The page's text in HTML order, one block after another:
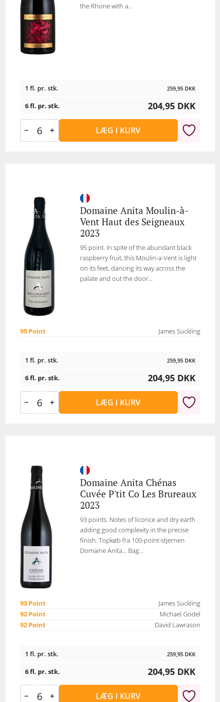
the Rhone with a...
1 fl. pr. stk. 259,95 DKK
6 fl. pr. stk. 204,95 DKK
LÆG I KURV
Domaine Anita Moulin-à-
Vent Haut des Seigneaux
2023
95 point. In spite of the abundant black
raspberry fruit, this Moulin-a-Vent is light
on its feet, dancing its way across the
palate and out the door...
95 Point James Suckling
1 fl. pr. stk. 259,95 DKK
6 fl. pr. stk. 204,95 DKK
LÆG I KURV
Domaine Anita Chénas
Cuvée P'tit Co Les Brureaux
2023
93 points. Notes of licorice and dry earth
adding good complexity in the precise
finish. Topkøb fra 100-point-stjernen
Domaine Anita… Bag...
93 Point
James Suckling
92 Point
Michael Godel
92 Point
David Lawrason
1 fl. pr. stk. 259,95 DKK
6 fl. pr. stk. 204,95 DKK
LÆG I KURV